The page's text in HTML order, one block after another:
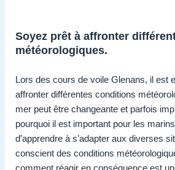
Soyez prêt à affronter
météorologiques.
Lors des cours de voile Glenans, il est
affronter différentes conditions
mer peut être changeante et parfois
pourquoi il est important pour les
d’apprendre à s’adapter aux diverses
conscient des conditions
comment réagir en conséquence est